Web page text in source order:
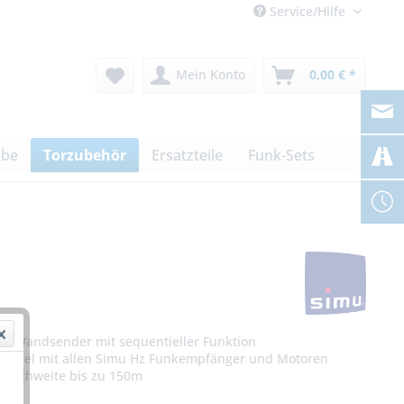
Service/Hilfe
Mein Konto 0,00 € *
Torzubehör Ersatzteile Funk-Sets
Wandsender mit sequentieller Funktion
mit allen Simu Hz Funkempfänger und Motoren
bis zu 150m